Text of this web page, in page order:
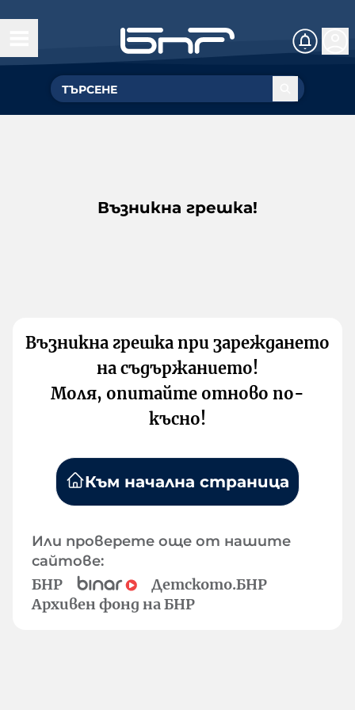
Възникна грешка!
Възникна грешка при зареждането
на съдържанието!
Моля, опитайте отново по-
късно!
Към начална страница
Или проверете още от нашите
сайтове:
БНР
Детското.БНР
Архивен фонд на БНР